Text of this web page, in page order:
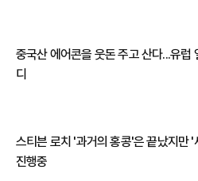
중국산 에어콘을 웃돈 주고 산다...유럽
디
스티븐 로치 '과거의 홍콩'은 끝났지만 '
진행중